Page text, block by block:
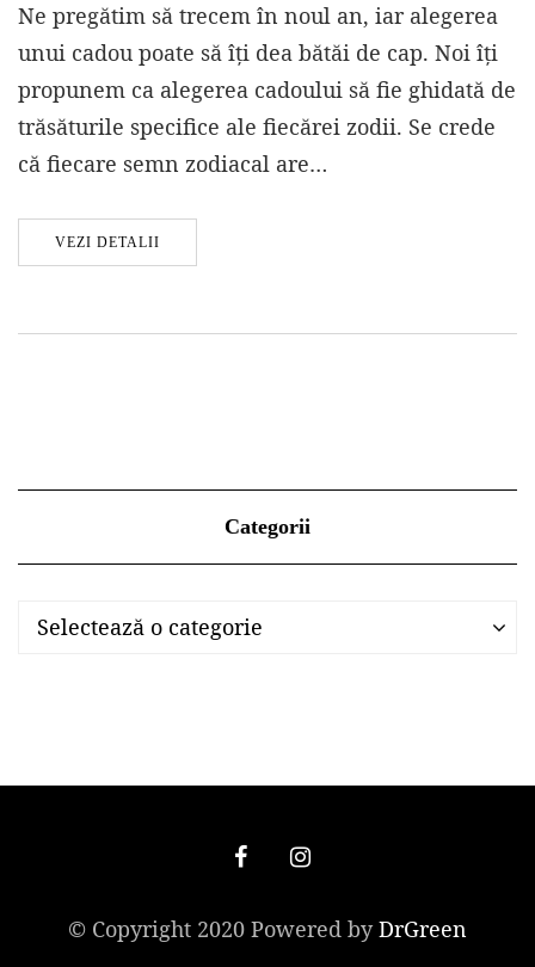
Ne pregătim să trecem în noul an, iar alegerea
unui cadou poate să îți dea bătăi de cap. Noi îți
propunem ca alegerea cadoului să fie ghidată de
trăsăturile specifice ale fiecărei zodii. Se crede
că fiecare semn zodiacal are…
VEZI DETALII
Categorii
Categorii
Selectează o categorie
Categorii
© Copyright 2020 Powered byDrGreen